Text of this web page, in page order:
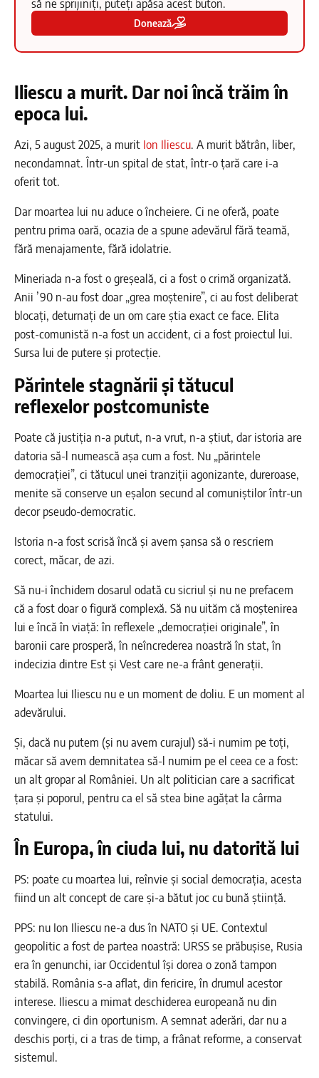
să ne sprijiniți, puteți apăsa acest buton.
Donează
Iliescu a murit. Dar noi încă trăim în
epoca lui.
Azi, 5 august 2025, a murit Ion Iliescu. A murit bătrân, liber,
necondamnat. Într-un spital de stat, într-o țară care i-a
oferit tot.
Dar moartea lui nu aduce o încheiere. Ci ne oferă, poate
pentru prima oară, ocazia de a spune adevărul fără teamă,
fără menajamente, fără idolatrie.
Mineriada n-a fost o greșeală, ci a fost o crimă organizată.
Anii ’90 n-au fost doar „grea moștenire”, ci au fost deliberat
blocați, deturnați de un om care știa exact ce face. Elita
post-comunistă n-a fost un accident, ci a fost proiectul lui.
Sursa lui de putere și protecție.
Părintele stagnării și tătucul
reflexelor postcomuniste
Poate că justiția n-a putut, n-a vrut, n-a știut, dar istoria are
datoria să-l numească așa cum a fost. Nu „părintele
democrației”, ci tătucul unei tranziții agonizante, dureroase,
menite să conserve un eșalon secund al comuniștilor într-un
decor pseudo-democratic.
Istoria n-a fost scrisă încă și avem șansa să o rescriem
corect, măcar, de azi.
Să nu-i închidem dosarul odată cu sicriul și nu ne prefacem
că a fost doar o figură complexă. Să nu uităm că moștenirea
lui e încă în viață: în reflexele „democrației originale”, în
baronii care prosperă, în neîncrederea noastră în stat, în
indecizia dintre Est și Vest care ne-a frânt generații.
Moartea lui Iliescu nu e un moment de doliu. E un moment al
adevărului.
Și, dacă nu putem (și nu avem curajul) să-i numim pe toți,
măcar să avem demnitatea să-l numim pe el ceea ce a fost:
un alt gropar al României. Un alt politician care a sacrificat
țara și poporul, pentru ca el să stea bine agățat la cârma
statului.
În Europa, în ciuda lui, nu datorită lui
PS: poate cu moartea lui, reînvie și social democrația, acesta
fiind un alt concept de care și-a bătut joc cu bună știință.
PPS: nu Ion Iliescu ne-a dus în NATO și UE. Contextul
geopolitic a fost de partea noastră: URSS se prăbușise, Rusia
era în genunchi, iar Occidentul își dorea o zonă tampon
stabilă. România s-a aflat, din fericire, în drumul acestor
interese. Iliescu a mimat deschiderea europeană nu din
convingere, ci din oportunism. A semnat aderări, dar nu a
deschis porți, ci a tras de timp, a frânat reforme, a conservat
sistemul.